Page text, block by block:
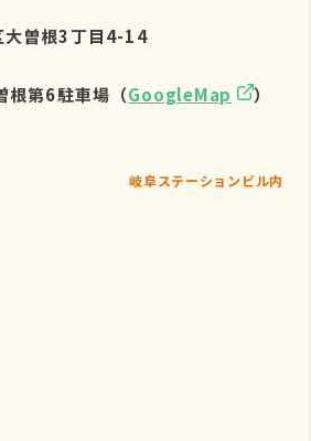
大曽根3丁目4-14
根第6駐車場（GoogleMap
）
岐阜ステーションビル内